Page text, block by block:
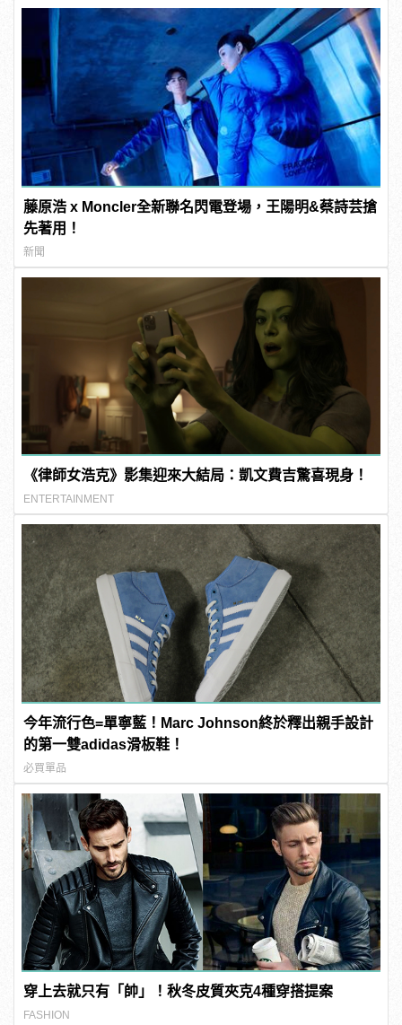
藤原浩 x Moncler全新聯名閃電登場，王陽明&蔡詩芸搶
先著用！
新聞
《律師女浩克》影集迎來大結局：凱文費吉驚喜現身！
ENTERTAINMENT
今年流行色=單寧藍！Marc Johnson終於釋出親手設計
的第一雙adidas滑板鞋！
必買單品
穿上去就只有「帥」！秋冬皮質夾克4種穿搭提案
FASHION